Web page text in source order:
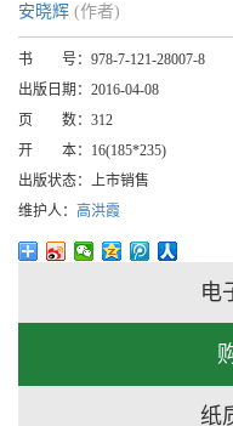
安晓辉 (作者)
书 号： 978-7-121-28007-8
出版日期： 2016-04-08
页 数： 312
开 本： 16(185*235)
出版状态： 上市销售
维护人： 高洪霞
电
纸